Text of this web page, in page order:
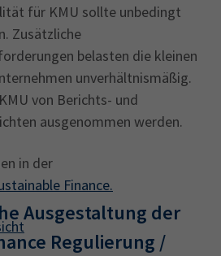
für KMU sollte unbedingt
Zusätzliche
belasten die kleinen
unverhältnismäßig.
von Berichts- und
ausgenommen werden.
in der
Finance.
Ausgestaltung der
Regulierung /